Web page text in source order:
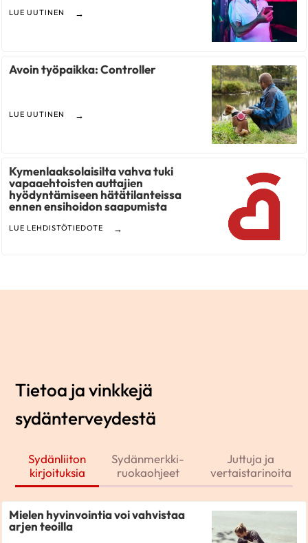
LUE UUTINEN
Avoin työpaikka: Controller
LUE UUTINEN
Kymenlaaksolaisilta vahva tuki
vapaaehtoisten auttajien
hyödyntämiseen hätätilanteissa
ennen ensihoidon saapumista
LUE LEHDISTÖTIEDOTE
Tietoa ja vinkkejä
sydänterveydestä
Sydänliiton
kirjoituksia
Sydänmerkki-
ruokaohjeet
Juttuja ja
vertaistarinoita
Mielen hyvinvointia voi vahvistaa
arjen teoilla